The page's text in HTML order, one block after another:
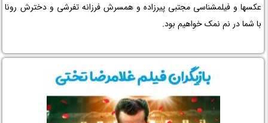
عکسها و فیلمشناسی مجتبی پیرزاده و همسرش فرزانه تفرشی و دخترش رونا
با شما در نم نمک خواهیم بود.